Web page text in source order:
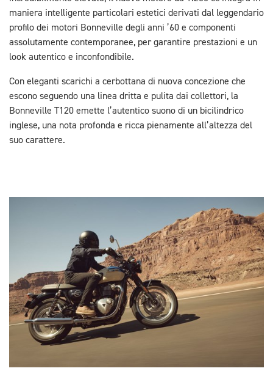
maniera intelligente particolari estetici derivati dal leggendario
profilo dei motori Bonneville degli anni ’60 e componenti
assolutamente contemporanee, per garantire prestazioni e un
look autentico e inconfondibile.
Con eleganti scarichi a cerbottana di nuova concezione che
escono seguendo una linea dritta e pulita dai collettori, la
Bonneville T120 emette l’autentico suono di un bicilindrico
inglese, una nota profonda e ricca pienamente all’altezza del
suo carattere.